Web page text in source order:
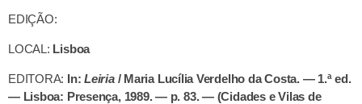
EDIÇÃO:
LOCAL: Lisboa
EDITORA: In:Leiria/ Maria Lucília Verdelho da Costa. — 1.ª ed.
— Lisboa: Presença, 1989. — p. 83. — (Cidades e Vilas de